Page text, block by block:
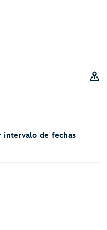
intervalo de fechas